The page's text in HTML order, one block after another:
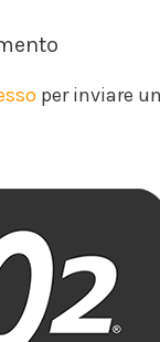
per inviare